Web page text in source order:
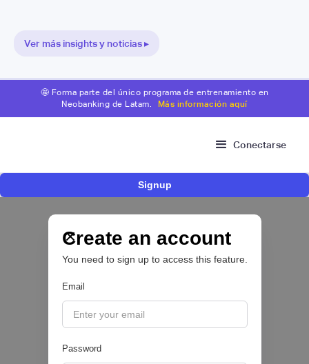
Ver más insights y noticias ▸
🤩 Forma parte del único programa de entrenamiento en
Neobanking de Latam.
Más información aquí
Conectarse
Signup
Create an account
You need to sign up to access this feature.
Email
Password
millones para expandir su plataforma de
crédito y cashback para empleados
CRÉDITO DIGITAL 💰
Pipeline Valor | August